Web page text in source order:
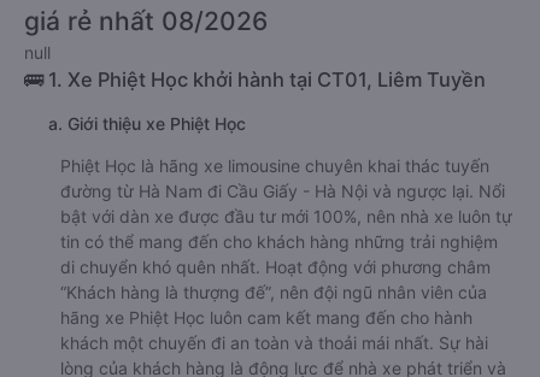
giá rẻ nhất 08/2026
null
🚌 1. Xe Phiệt Học khởi hành tại CT01, Liêm Tuyền
a. Giới thiệu xe Phiệt Học
Phiệt Học là hãng xe limousine chuyên khai thác tuyến
đường từ Hà Nam đi Cầu Giấy - Hà Nội và ngược lại. Nổi
bật với dàn xe được đầu tư mới 100%, nên nhà xe luôn tự
tin có thể mang đến cho khách hàng những trải nghiệm
di chuyển khó quên nhất. Hoạt động với phương châm
“Khách hàng là thượng đế”, nên đội ngũ nhân viên của
hãng xe Phiệt Học luôn cam kết mang đến cho hành
khách một chuyến đi an toàn và thoải mái nhất. Sự hài
lòng của khách hàng là động lực để nhà xe phát triển và